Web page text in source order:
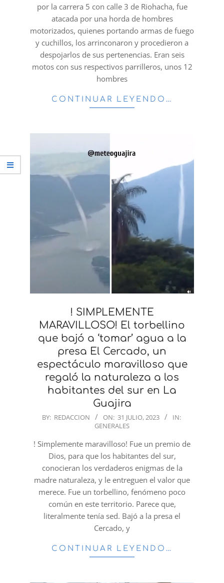
por la carrera 5 con calle 3 de Riohacha, fue
atacada por una horda de hombres
motorizados, quienes portando armas de fuego
y cuchillos, los arrinconaron y procedieron a
despojarlos de sus pertenencias. Eran seis
motos con sus respectivos parrilleros, unos 12
hombres
CONTINUAR LEYENDO…
! SIMPLEMENTE
MARAVILLOSO! El torbellino
que bajó a ‘tomar’ agua a la
presa El Cercado, un
espectáculo maravilloso que
regaló la naturaleza a los
habitantes del sur en La
Guajira
2023-
31
BY: REDACCION ON: 31 JULIO, 2023
IN:
GENERALES
! Simplemente maravilloso! Fue un premio de
Dios, para que los habitantes del sur,
conocieran los verdaderos enigmas de la
madre naturaleza, y le entreguen el valor que
merece. Fue un torbellino, fenómeno poco
común en este territorio. Parece que,
literalmente tenía sed. Bajó a la presa el
Cercado, y
CONTINUAR LEYENDO…